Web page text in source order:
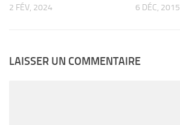
2 FÉV, 2024 6 DÉC, 2015
LAISSER UN COMMENTAIRE